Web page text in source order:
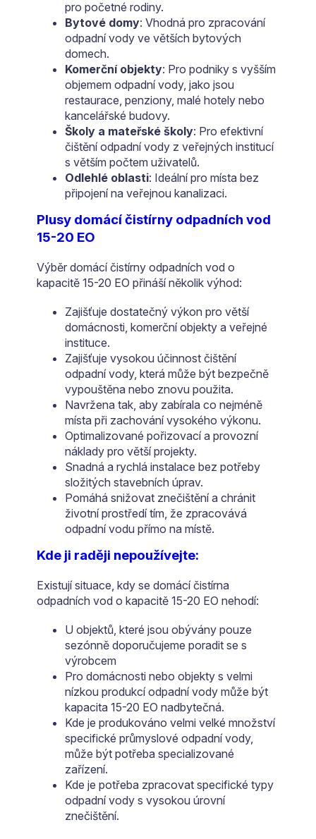
pro početné rodiny.
Bytové domy: Vhodná pro zpracování
odpadní vody ve větších bytových
domech.
Komerční objekty: Pro podniky s vyšším
objemem odpadní vody, jako jsou
restaurace, penziony, malé hotely nebo
kancelářské budovy.
Školy a mateřské školy: Pro efektivní
čištění odpadní vody z veřejných institucí
s větším počtem uživatelů.
Odlehlé oblasti: Ideální pro místa bez
připojení na veřejnou kanalizaci.
Plusy domácí čistírny odpadních vod
15-20 EO
Výběr domácí čistírny odpadních vod o
kapacitě 15-20 EO přináší několik výhod:
Zajišťuje dostatečný výkon pro větší
domácnosti, komerční objekty a veřejné
instituce.
Zajišťuje vysokou účinnost čištění
odpadní vody, která může být bezpečně
vypouštěna nebo znovu použita.
Navržena tak, aby zabírala co nejméně
místa při zachování vysokého výkonu.
Optimalizované pořizovací a provozní
náklady pro větší projekty.
Snadná a rychlá instalace bez potřeby
složitých stavebních úprav.
Pomáhá snižovat znečištění a chránit
životní prostředí tím, že zpracovává
odpadní vodu přímo na místě.
Kde ji raději nepoužívejte:
Existují situace, kdy se domácí čistírna
odpadních vod o kapacitě 15-20 EO nehodí:
U objektů, které jsou obývány pouze
sezónně doporučujeme poradit se s
výrobcem
Pro domácnosti nebo objekty s velmi
nízkou produkcí odpadní vody může být
kapacita 15-20 EO nadbytečná.
Kde je produkováno velmi velké množství
specifické průmyslové odpadní vody,
může být potřeba specializované
zařízení.
Kde je potřeba zpracovat specifické typy
odpadní vody s vysokou úrovní
znečištění.